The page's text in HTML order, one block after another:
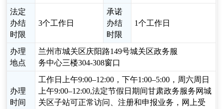
法定
办结
时限
3个工作日
承诺
办结
时限
1个工作日
办理
地点
兰州市城关区庆阳路149号城关区政务服
务中心三楼304-308窗口
办理
时间
工作日上午9:00–12:00，下午1:00–5:00，周六周日
上午9:00–12:00,法定节假日期间甘肃政务服务网城
关区子站可正常访问、注册和申报业务，网上受